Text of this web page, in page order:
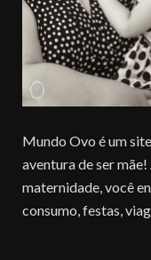
Mundo Ovo é um
aventura de ser
maternidade, você
consumo, festas,